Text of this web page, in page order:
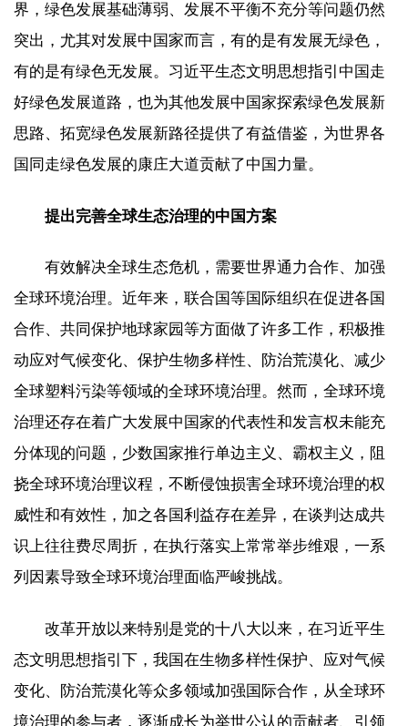
界，绿色发展基础薄弱、发展不平衡不充分等问题仍然
突出，尤其对发展中国家而言，有的是有发展无绿色，
有的是有绿色无发展。习近平生态文明思想指引中国走
好绿色发展道路，也为其他发展中国家探索绿色发展新
思路、拓宽绿色发展新路径提供了有益借鉴，为世界各
国同走绿色发展的康庄大道贡献了中国力量。
提出完善全球生态治理的中国方案
有效解决全球生态危机，需要世界通力合作、加强
全球环境治理。近年来，联合国等国际组织在促进各国
合作、共同保护地球家园等方面做了许多工作，积极推
动应对气候变化、保护生物多样性、防治荒漠化、减少
全球塑料污染等领域的全球环境治理。然而，全球环境
治理还存在着广大发展中国家的代表性和发言权未能充
分体现的问题，少数国家推行单边主义、霸权主义，阻
挠全球环境治理议程，不断侵蚀损害全球环境治理的权
威性和有效性，加之各国利益存在差异，在谈判达成共
识上往往费尽周折，在执行落实上常常举步维艰，一系
列因素导致全球环境治理面临严峻挑战。
改革开放以来特别是党的十八大以来，在习近平生
态文明思想指引下，我国在生物多样性保护、应对气候
变化、防治荒漠化等众多领域加强国际合作，从全球环
境治理的参与者，逐渐成长为举世公认的贡献者、引领